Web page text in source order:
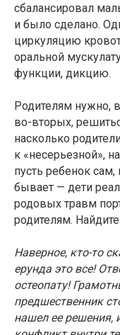
сбалансировал
и было сделано.
циркуляцию
оральной
функции, дикцию.
Родителям нужно,
во-вторых,
насколько
к «несерьезной»,
пусть ребенок сам,
бывает — дети
родовых травм
родителям.
Наверное, кто-то
ерунда это все!
остеопату!
предшественник
нашел ее решения,